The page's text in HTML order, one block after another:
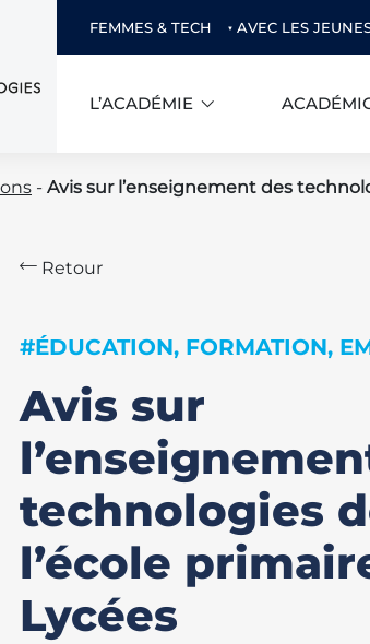
FEMMES & TECH AVEC LES
L’ACADÉMIE
- Avis sur l’enseignement des
Retour
#ÉDUCATION, FORMATION,
Avis sur
technologies
l’école
Lycées